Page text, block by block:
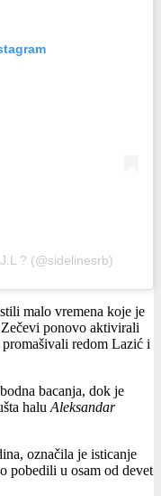
? (@sidelinesrb)
malo vremena koje je
ponovo aktivirali
redom Lazić i
bacanja, dok je
halu Aleksandar
označila je isticanje
pobedili u osam od devet